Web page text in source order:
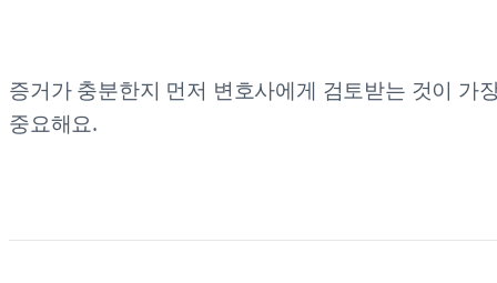
증거가 충분한지 먼저 변호사에게 검토받는 것이 가
중요해요.